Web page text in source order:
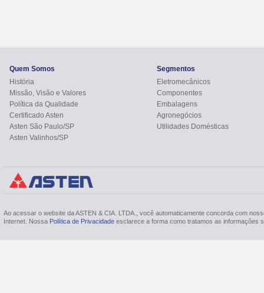
Quem Somos
História
Missão, Visão e Valores
Política da Qualidade
Certificado Asten
Asten São Paulo/SP
Asten Valinhos/SP
Segmentos
Eletromecânicos
Componentes
Embalagens
Agronegócios
Utilidades Domésticas
Ao acessar o website da ASTEN & CIA. LTDA., você automaticamente concorda com
Internet. Nossa Política de Privacidade esclarece a forma como tratamos as informações